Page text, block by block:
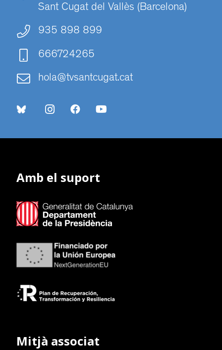
Sant Cugat del Vallès (Barcelona)
935 898 899
666724265
hola@tvsantcugat.cat
Amb el suport
Mitjà associat